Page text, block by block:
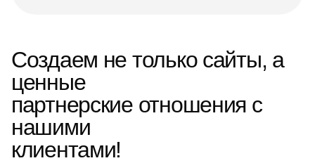
Создаем не только сайты, а
ценные
партнерские отношения с
нашими
клиентами!